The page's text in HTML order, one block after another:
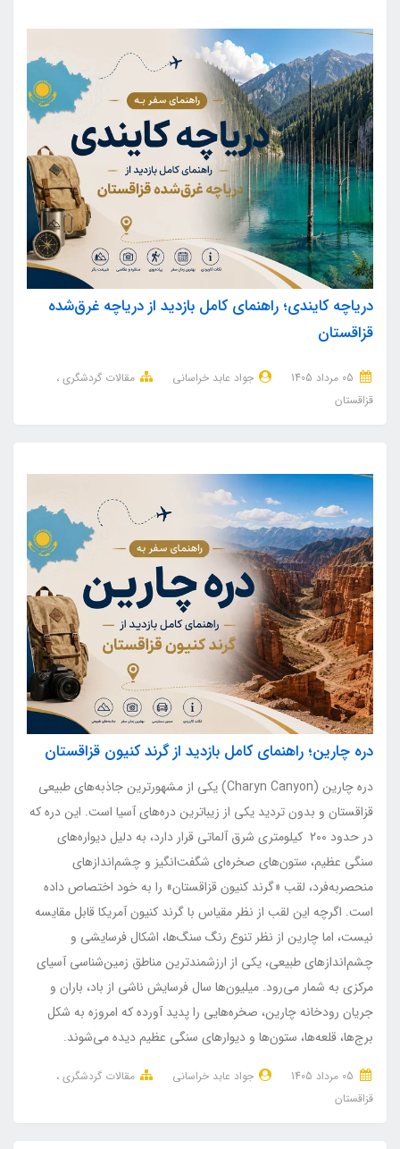
دریاچه کایندی؛ راهنمای کامل بازدید از دریاچه غرق‌شده
قزاقستان
جواد عابد خراسانی
مقالات گردشگری
قزاقستان
دره چارین؛ راهنمای کامل بازدید از گرند کنیون قزاقستان
دره چارین (Charyn Canyon) یکی از مشهورترین جاذبه‌های طبیعی
قزاقستان و بدون تردید یکی از زیباترین دره‌های آسیا است. این دره که
در حدود ۲۰۰ کیلومتری شرق آلماتی قرار دارد، به دلیل دیواره‌های
سنگی عظیم، ستون‌های صخره‌ای شگفت‌انگیز و چشم‌اندازهای
منحصربه‌فرد، لقب «گرند کنیون قزاقستان» را به خود اختصاص داده
است. اگرچه این لقب از نظر مقیاس با گرند کنیون آمریکا قابل مقایسه
نیست، اما چارین از نظر تنوع رنگ سنگ‌ها، اشکال فرسایشی و
چشم‌اندازهای طبیعی، یکی از ارزشمندترین مناطق زمین‌شناسی آسیای
مرکزی به شمار می‌رود. میلیون‌ها سال فرسایش ناشی از باد، باران و
جریان رودخانه چارین، صخره‌هایی را پدید آورده که امروزه به شکل
برج‌ها، قلعه‌ها، ستون‌ها و دیوارهای سنگی عظیم دیده می‌شوند.
جواد عابد خراسانی
مقالات گردشگری
قزاقستان